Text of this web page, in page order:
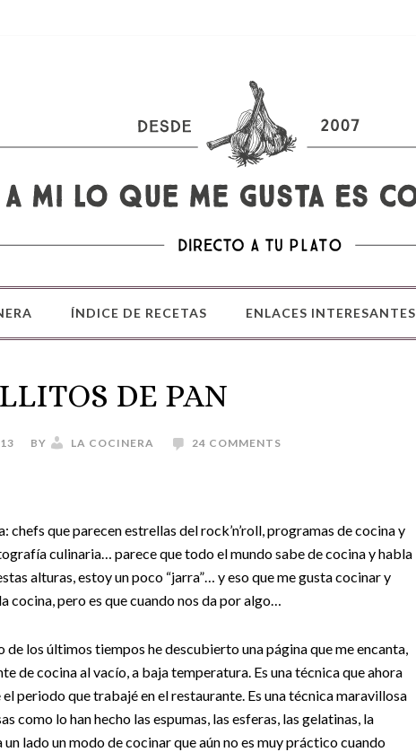
ÍNDICE DE RECETAS ENLACES INTERESANTES
DE PAN
BY LA COCINERA 24 COMMENTS
chefs que parecen estrellas del rock’n’roll, programas de cocina y
culinaria… parece que todo el mundo sabe de cocina y habla
alturas, estoy un poco “jarra”… y eso que me gusta cocinar y
cocina, pero es que cuando nos da por algo…
los últimos tiempos he descubierto una página que me encanta,
de cocina al vacío, a baja temperatura. Es una técnica que ahora
periodo que trabajé en el restaurante. Es una técnica maravillosa
como lo han hecho las espumas, las esferas, las gelatinas, la
lado un modo de cocinar que aún no es muy práctico cuando